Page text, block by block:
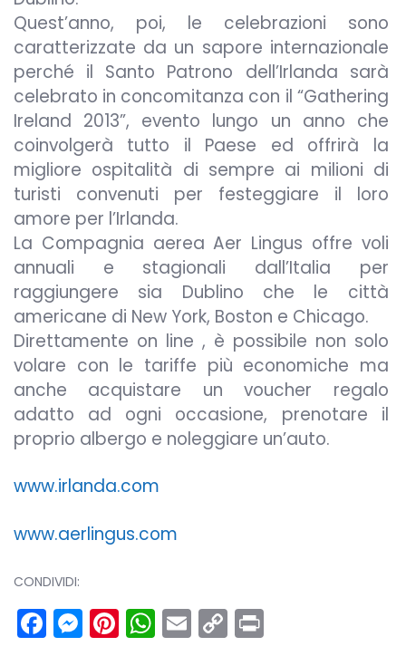
Quest’anno, poi, le celebrazioni sono
caratterizzate da un sapore internazionale
perché il Santo Patrono dell’Irlanda sarà
celebrato in concomitanza con il “Gathering
Ireland 2013”, evento lungo un anno che
coinvolgerà tutto il Paese ed offrirà la
migliore ospitalità di sempre ai milioni di
turisti convenuti per festeggiare il loro
amore per l’Irlanda.
La Compagnia aerea Aer Lingus offre voli
annuali e stagionali dall’Italia per
raggiungere sia Dublino che le città
americane di New York, Boston e Chicago.
Direttamente on line , è possibile non solo
volare con le tariffe più economiche ma
anche acquistare un voucher regalo
adatto ad ogni occasione, prenotare il
proprio albergo e noleggiare un’auto.
www.irlanda.com
www.aerlingus.com
CONDIVIDI:
Facebook
Messenger
Pinterest
WhatsApp
Email
Copy